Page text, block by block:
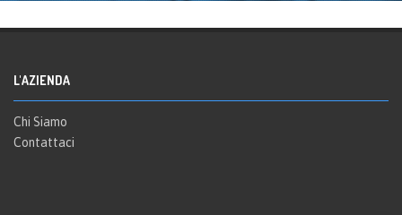
L'AZIENDA
Chi Siamo
Contattaci